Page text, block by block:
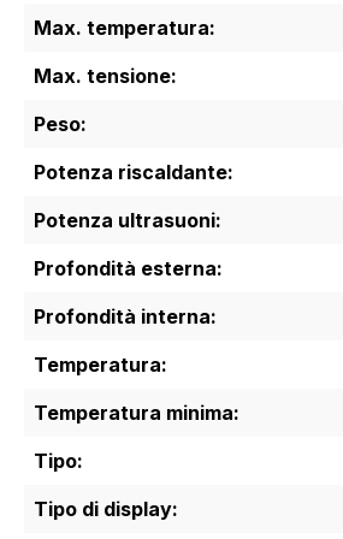
Max. temperatura:
Max. tensione:
Peso:
Potenza riscaldante:
Potenza ultrasuoni:
Profondità esterna:
Profondità interna:
Temperatura:
Temperatura minima:
Tipo:
Tipo di display: